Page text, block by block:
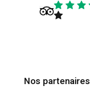
Nos partenaires